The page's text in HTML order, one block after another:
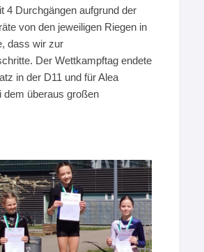
4 Durchgängen aufgrund der
von den jeweiligen Riegen in
dass wir zur
Der Wettkampftag endete
in der D11 und für Alea
dem überaus großen